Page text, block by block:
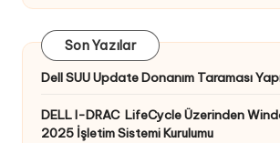
Son Yazılar
Dell SUU Update Donanım Taraması
DELL I-DRAC LifeCycle Üzerinden
2025 İşletim Sistemi Kurulumu